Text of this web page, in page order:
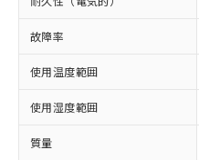
故障率
使用温度範囲
使用湿度範囲
質量
在庫状況およ
示しないよう
マイパーツ機
ビス）をご利
メンバーズに
お客様が当ウ
部品在庫の切り替
月が前後することが
※3 非含有証明書
「ｅ」：有害物質
準値以下であるこ
「10」：通常の使
質が外部に漏えいし
及ぼさない年数を
「－」：未確認です
場合は、上記
該第三者に通
販売先および
法に輸出する
機器販売
認くださ
空
受注生産
情報を公